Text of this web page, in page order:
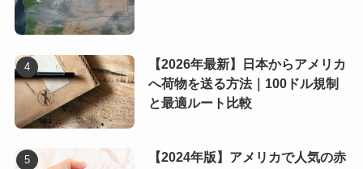
【2026年最新】日本からアメリカ
へ荷物を送る方法｜100ドル規制
と最適ルート比較
【2024年版】アメリカで人気の赤